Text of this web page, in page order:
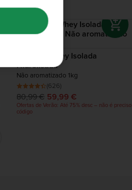
Proteína Whey Isolada
Hidrolisada
Não aromatizado 1kg
(626)
80,99 € 59,99 €
Ofertas de Verão: Até 75% desc – não é preciso
código